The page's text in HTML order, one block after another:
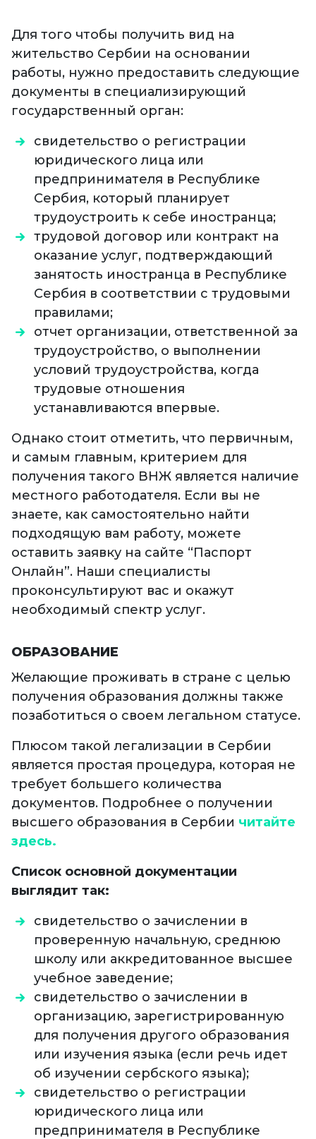
Для того чтобы получить вид на
жительство Сербии на основании
работы, нужно предоставить следующие
документы в специализирующий
государственный орган:
свидетельство о регистрации
юридического лица или
предпринимателя в Республике
Сербия, который планирует
трудоустроить к себе иностранца;
трудовой договор или контракт на
оказание услуг, подтверждающий
занятость иностранца в Республике
Сербия в соответствии с трудовыми
правилами;
отчет организации, ответственной за
трудоустройство, о выполнении
условий трудоустройства, когда
трудовые отношения
устанавливаются впервые.
Однако стоит отметить, что первичным,
и самым главным, критерием для
получения такого ВНЖ является наличие
местного работодателя. Если вы не
знаете, как самостоятельно найти
подходящую вам работу, можете
оставить заявку на сайте “Паспорт
Онлайн”. Наши специалисты
проконсультируют вас и окажут
необходимый спектр услуг.
ОБРАЗОВАНИЕ
Желающие проживать в стране с целью
получения образования должны также
позаботиться о своем легальном статусе.
Плюсом такой легализации в Сербии
является простая процедура, которая не
требует большего количества
документов. Подробнее о получении
высшего образования в Сербии читайте
здесь.
Список основной документации
выглядит так:
свидетельство о зачислении в
проверенную начальную, среднюю
школу или аккредитованное высшее
учебное заведение;
свидетельство о зачислении в
организацию, зарегистрированную
для получения другого образования
или изучения языка (если речь идет
об изучении сербского языка);
свидетельство о регистрации
юридического лица или
предпринимателя в Республике